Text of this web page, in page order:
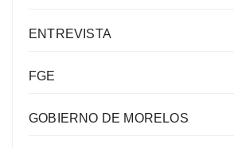
ENTREVISTA
FGE
GOBIERNO DE MORELOS